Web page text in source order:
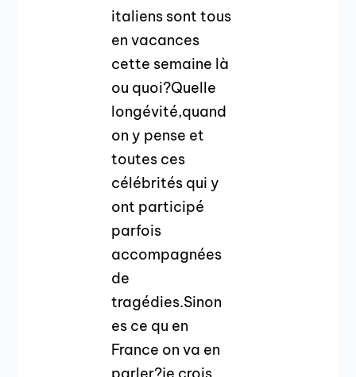
italiens sont tous
en vacances
cette semaine là
ou quoi?Quelle
longévité,quand
on y pense et
toutes ces
célébrités qui y
ont participé
parfois
accompagnées
de
tragédies.Sinon
es ce qu en
France on va en
parler?je crois